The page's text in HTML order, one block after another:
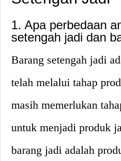
1. Apa perbedaan
setengah jadi dan
Barang setengah jadi
telah melalui tahap
masih memerlukan
untuk menjadi produk
barang jadi adalah